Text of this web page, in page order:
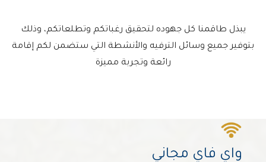
يبذل طاقمنا كل جهوده لتحقيق رغباتكم وتطلعاتكم، وذلك
بتوفير جميع وسائل الترفيه والأنشطة التي ستضمن لكم إقامة
رائعة وتجربة مميزة
واي فاي مجاني